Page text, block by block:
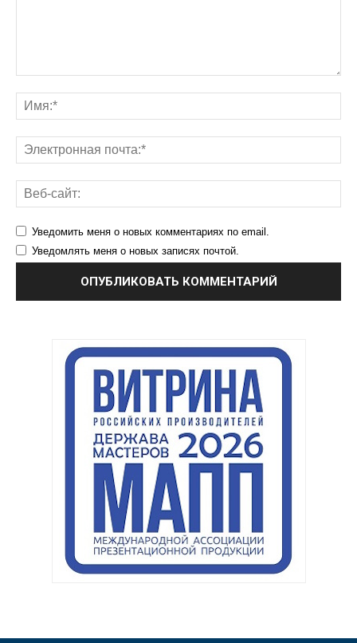
Уведомить меня о новых комментариях по email.
Уведомлять меня о новых записях почтой.